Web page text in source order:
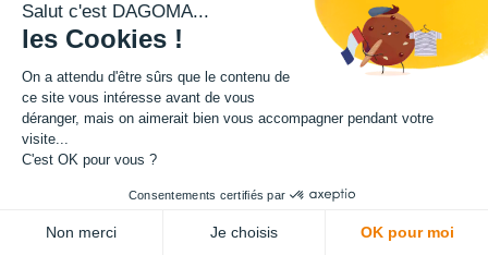
Diamètre : 1.75 mm
Grammage : 500 g
Couleur : Noir
Facilité d'utilisation : Intermédiaire
66,66€HT
Salut c'est DAGOMA...
les Cookies !
On a attendu d'être sûrs que le contenu de
ce site vous intéresse avant de vous
déranger, mais on aimerait bien vous accompagner pendant votre
visite...
C'est OK pour vous ?
Consentements certifiés par
Non merci Je choisis OK pour moi